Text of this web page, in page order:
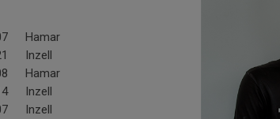
Hamar
Inzell
Hamar
Inzell
Inzell